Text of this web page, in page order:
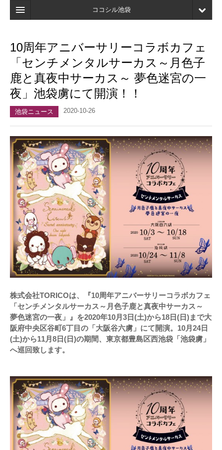
ココシル池袋
検索
店舗・施設最新情報
口コミ
マイページ
10周年アニバーサリーコラボカフェ
「センチメンタルサーカス～月色子
鹿と真夜中サーカス～ 夢色迷宮の一
夜」池袋虜にて開演！！
池袋ニュース 2020-10-26
株式会社TORICOは、『10周年アニバーサリーコラボカフェ
「センチメンタルサーカス～月色子鹿と真夜中サーカス～
夢色迷宮の一夜」』を2020年10月3日(土)から18日(日)まで大
阪府中央区谷町6丁目の「大阪谷六虜」にて開演。10月24日
(土)から11月8日(日)の期間、東京都豊島区西池袋「池袋虜」
へ巡回致します。